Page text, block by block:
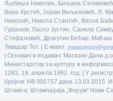
Љубиша Николин, Биљана
Вера Крстић, Зоран Вељановић, Л.
Николић, Никола Стантић, Весна
Гурјанов, Ласло Јустин, Санела
Стефановић, Драгутин Бећар, Маћаш
Тивадар Тот. | Е-маил:
| Оснивач и издавач: Магазин Дани
Министарству за културу и
1283, 19. априла 1992. год. | У
бројем: НВ 000757 дана 13.03.2015.
Штампа: Штампарија „Форум” Нови